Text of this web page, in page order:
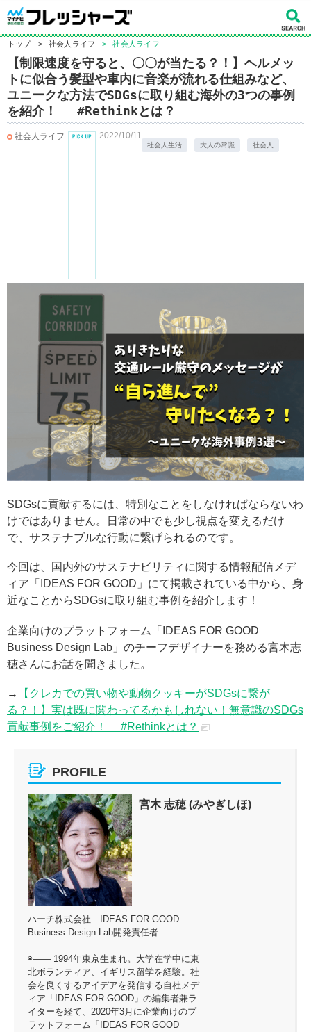
トップ > 社会人ライフ > 社会人ライフ
【制限速度を守ると、〇〇が当たる？！】ヘルメッ
トに似合う髪型や車内に音楽が流れる仕組みなど、
ユニークな方法でSDGsに取り組む海外の3つの事例
を紹介！ #Rethinkとは？
社会人ライフ 2022/10/11
社会人生活 大人の常識 社会人
SDGsに貢献するには、特別なことをしなければならないわ
けではありません。日常の中でも少し視点を変えるだけ
で、サステナブルな行動に繋げられるのです。
今回は、国内外のサステナビリティに関する情報配信メデ
ィア「IDEAS FOR GOOD」にて掲載されている中から、身
近なことからSDGsに取り組む事例を紹介します！
企業向けのプラットフォーム「IDEAS FOR GOOD
Business Design Lab」のチーフデザイナーを務める宮木志
穂さんにお話を聞きました。
→
【クレカでの買い物や動物クッキーがSDGsに繋が
る？！】実は既に関わってるかもしれない！無意識のSDGs
貢献事例をご紹介！ #Rethinkとは？
PROFILE
宮木 志穂 (みやぎしほ)
ハーチ株式会社 IDEAS FOR GOOD
Business Design Lab開発責任者
◉―― 1994年東京生まれ。大学在学中に東
北ボランティア、イギリス留学を経験。社
会を良くするアイデアを発信する自社メデ
ィア「IDEAS FOR GOOD」の編集者兼ラ
イターを経て、2020年3月に企業向けのプ
ラットフォーム「IDEAS FOR GOOD